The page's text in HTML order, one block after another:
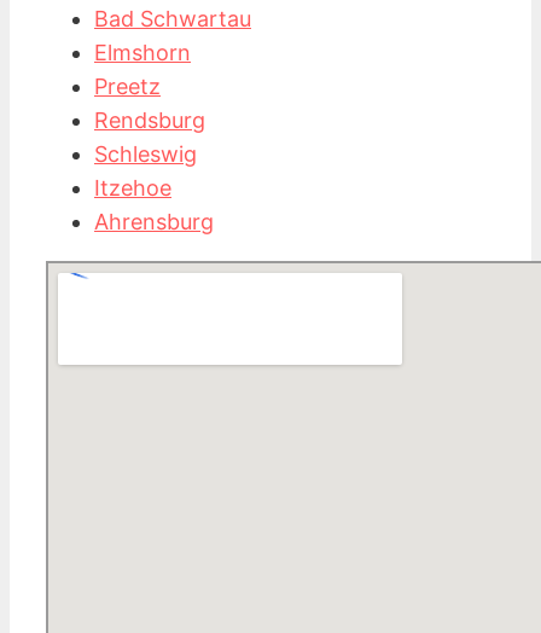
Bad Schwartau
Elmshorn
Preetz
Rendsburg
Schleswig
Itzehoe
Ahrensburg